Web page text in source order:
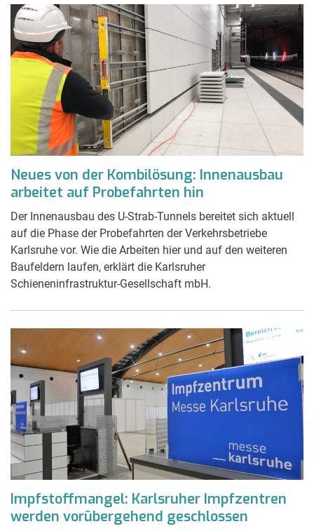
Neues von der Kombilösung: Innenausbau
arbeitet auf Probefahrten hin
Der Innenausbau des U-Strab-Tunnels bereitet sich aktuell
auf die Phase der Probefahrten der Verkehrsbetriebe
Karlsruhe vor. Wie die Arbeiten hier und auf den weiteren
Baufeldern laufen, erklärt die Karlsruher
Schieneninfrastruktur-Gesellschaft mbH.
Impfstoffmangel: Karlsruher Impfzentren
werden vorübergehend geschlossen